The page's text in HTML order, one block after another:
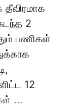
தீவிரமாக
2
பணிகள்
12
...